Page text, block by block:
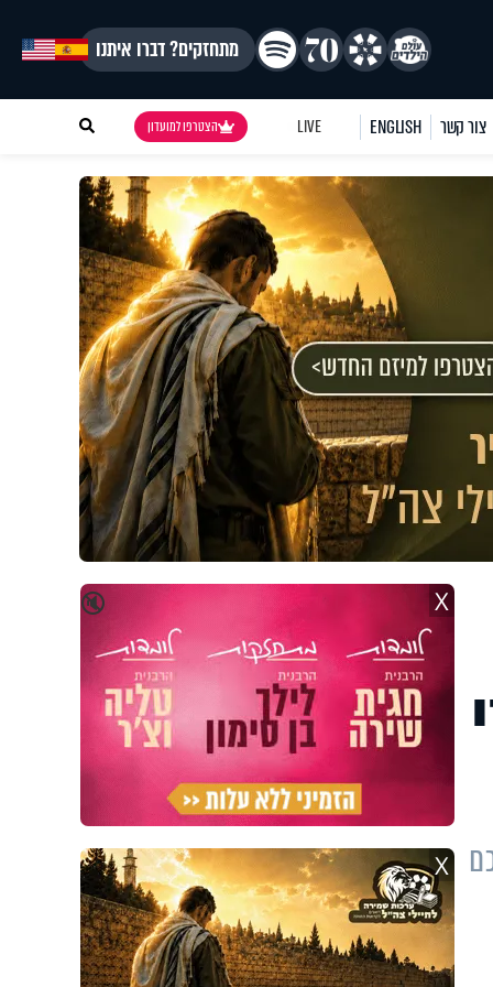
מתחזקים? דברו איתנו
צור קשר ENGLISH
LIVE הצטרפו למועדון
🔇 X
X